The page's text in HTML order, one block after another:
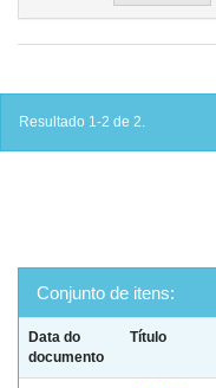
Resultado 1-2 de 2.
Conjunto de itens:
Data do
documento
Título